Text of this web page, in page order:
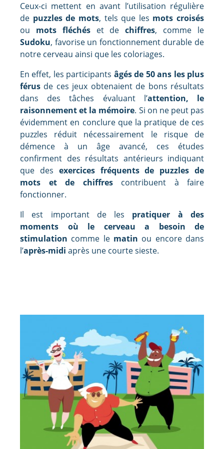
Ceux-ci mettent en avant l’utilisation régulière
de puzzles de mots, tels que les mots croisés
ou mots fléchéset dechiffres, comme le
Sudoku, favorise un fonctionnement durable de
notre cerveau ainsi que les coloriages.
En effet, les participants âgés de 50 ans les plus
férus de ces jeux obtenaient de bons résultats
dans des tâches évaluant l’attention, le
raisonnement et la mémoire. Si on ne peut pas
évidemment en conclure que la pratique de ces
puzzles réduit nécessairement le risque de
démence à un âge avancé, ces études
confirment des résultats antérieurs indiquant
que des exercices fréquents de puzzles de
mots et de chiffres contribuent à faire
fonctionner.
Il est important de les pratiquer à des
moments où le cerveau a besoin de
stimulation comme le matin ou encore dans
l’après-midi après une courte sieste.